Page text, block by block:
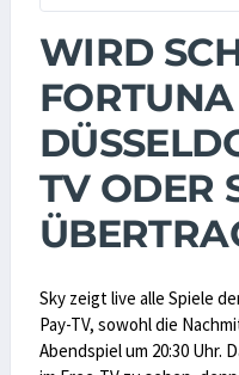
WIRD
FORTUNA
TV ODER
Sky zeigt live alle Spiele
Pay-TV, sowohl die
Abendspiel um 20:30 Uhr.